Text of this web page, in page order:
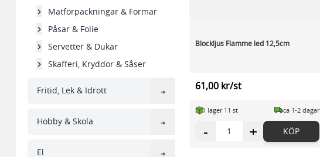
Matförpackningar & Formar
Påsar & Folie
Servetter & Dukar
Skafferi, Kryddor & Såser
Fritid, Lek & Idrott
Hobby & Skola
El
Blockljus Flamme led 12,5cm
61,00 kr/st
I lager 11 st ca 1-2 dagar
- + KÖP